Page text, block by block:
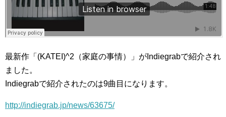
最新作「(KATEI)^2（家庭の事情）」がIndiegrabで紹介され
ました。
Indiegrabで紹介されたのは9曲目になります。
http://indiegrab.jp/news/63675/